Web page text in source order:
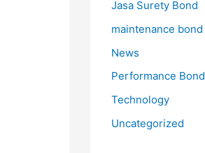
Jasa Surety Bond
maintenance bond
News
Performance Bond
Technology
Uncategorized